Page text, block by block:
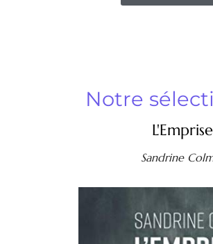
Notre
L'Emprise
Sandrine